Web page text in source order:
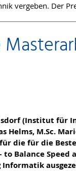
vergeben. Der
(Institut für
Helms, M.Sc.
die für die
to Balance Speed
Informatik